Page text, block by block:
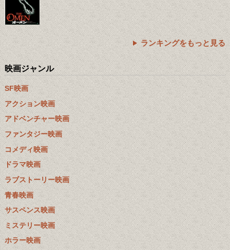
ランキングをもっと見る
映画ジャンル
SF映画
アクション映画
アドベンチャー映画
ファンタジー映画
コメディ映画
ドラマ映画
ラブストーリー映画
青春映画
サスペンス映画
ミステリー映画
ホラー映画